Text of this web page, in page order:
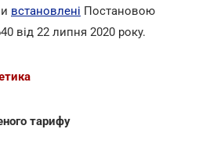
встановлені Постановою
від 22 липня 2020 року.
тарифу